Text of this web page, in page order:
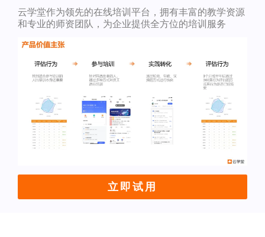
云学堂作为领先的在线培训平台，拥有丰富的教学资源
和专业的师资团队，为企业提供全方位的培训服务
立即试用